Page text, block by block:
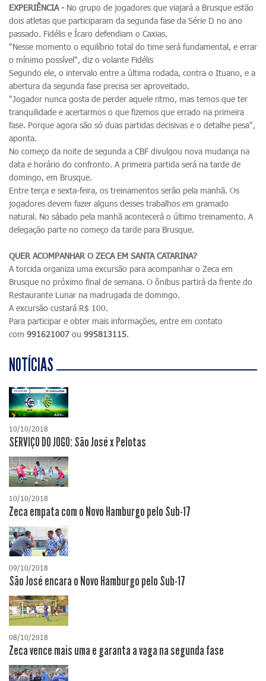
EXPERIÊNCIA - No grupo de jogadores que viajará a Brusque estão
dois atletas que participaram da segunda fase da Série D no ano
passado. Fidélis e Ícaro defendiam o Caxias.
"Nesse momento o equilíbrio total do time será fundamental, e errar
o mínimo possível", diz o volante Fidélis
Segundo ele, o intervalo entre a última rodada, contra o Ituano, e a
abertura da segunda fase precisa ser aproveitado.
"Jogador nunca gosta de perder aquele ritmo, mas temos que ter
tranquilidade e acertarmos o que fizemos que errado na primeira
fase. Porque agora são só duas partidas decisivas e o detalhe pesa",
aponta.
No começo da noite de segunda a CBF divulgou nova mudança na
data e horário do confronto. A primeira partida será na tarde de
domingo, em Brusque.
Entre terça e sexta-feira, os treinamentos serão pela manhã. Os
jogadores devem fazer alguns desses trabalhos em gramado
natural. No sábado pela manhã acontecerá o último treinamento. A
delegação parte no começo da tarde para Brusque.
QUER ACOMPANHAR O ZECA EM SANTA CATARINA?
A torcida organiza uma excursão para acompanhar o Zeca em
Brusque no próximo final de semana. O ônibus partirá da frente do
Restaurante Lunar na madrugada de domingo.
A excursão custará R$ 100.
Para participar e obter mais informações, entre em contato
com 991621007 ou 995813115.
NOTÍCIAS
10/10/2018
SERVIÇO DO JOGO: São José x Pelotas
10/10/2018
Zeca empata com o Novo Hamburgo pelo Sub-17
09/10/2018
São José encara o Novo Hamburgo pelo Sub-17
08/10/2018
Zeca vence mais uma e garanta a vaga na segunda fase